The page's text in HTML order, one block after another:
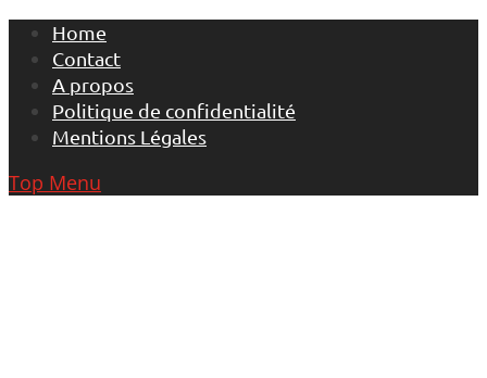
Skip
content
Home
Contact
A propos
Politique de confidentialité
Mentions Légales
Top Menu